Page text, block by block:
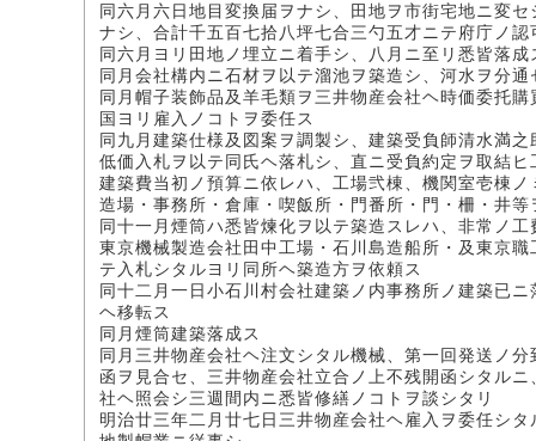
同六月六日地目変換届ヲナシ、田地ヲ市街宅地ニ変
ナシ、合計千五百七拾八坪七合三勺五才ニテ府庁ノ認
同六月ヨリ田地ノ埋立ニ着手シ、八月ニ至リ悉皆落成
同月会社構内ニ石材ヲ以テ溜池ヲ築造シ、河水ヲ分
同月帽子装飾品及羊毛類ヲ三井物産会社ヘ時価委托
国ヨリ雇入ノコトヲ委任ス
同九月建築仕様及図案ヲ調製シ、建築受負師清水満
低価入札ヲ以テ同氏ヘ落札シ、直ニ受負約定ヲ取結ヒ
建築費当初ノ預算ニ依レハ、工場弐棟、機関室壱棟
造場・事務所・倉庫・喫飯所・門番所・門・柵・井
同十一月煙筒ハ悉皆煉化ヲ以テ築造スレハ、非常ノ
東京機械製造会社田中工場・石川島造船所・及東京
テ入札シタルヨリ同所ヘ築造方ヲ依頼ス
同十二月一日小石川村会社建築ノ内事務所ノ建築已
ヘ移転ス
同月煙筒建築落成ス
同月三井物産会社ヘ注文シタル機械、第一回発送ノ
函ヲ見合セ、三井物産会社立合ノ上不残開函シタル
社ヘ照会シ三週間内ニ悉皆修繕ノコトヲ談シタリ
明治廿三年二月廿七日三井物産会社ヘ雇入ヲ委任シ